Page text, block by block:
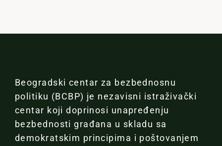
Beogradski centar za bezbednosnu
politiku (BCBP) je nezavisni istraživački
centar koji doprinosi unapređenju
bezbednosti građana u skladu sa
demokratskim principima i poštovanjem